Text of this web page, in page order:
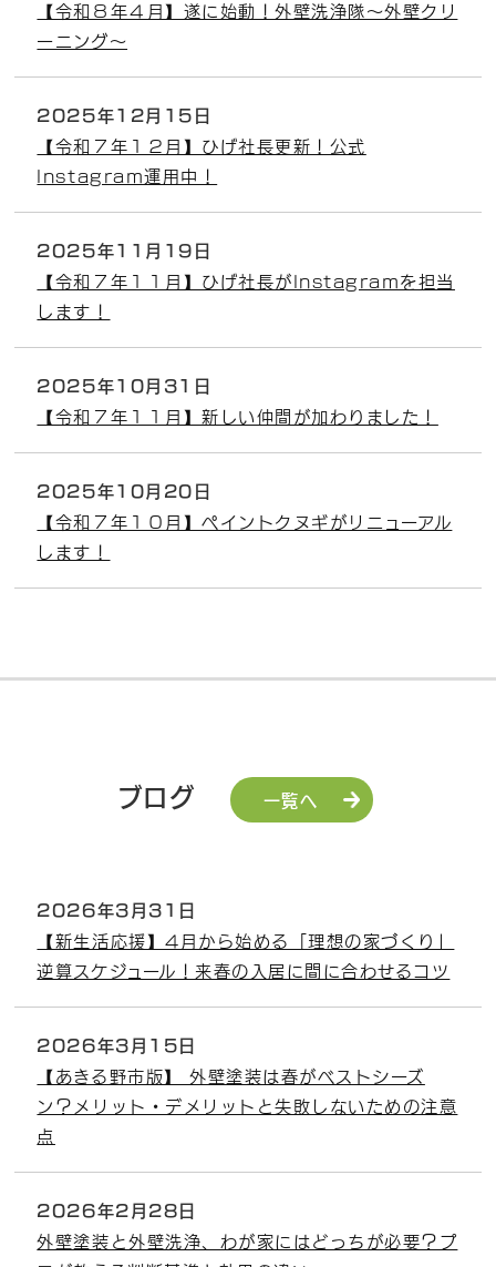
【令和８年４月】遂に始動！外壁洗浄隊～外壁クリ
ーニング～
2025年12月15日
【令和７年１２月】ひげ社長更新！公式
Instagram運用中！
2025年11月19日
【令和７年１１月】ひげ社長がInstagramを担当
します！
2025年10月31日
【令和７年１１月】新しい仲間が加わりました！
2025年10月20日
【令和７年１０月】ペイントクヌギがリニューアル
します！
ブログ 一覧へ
2026年3月31日
【新生活応援】4月から始める「理想の家づくり」
逆算スケジュール！来春の入居に間に合わせるコツ
2026年3月15日
【あきる野市版】 外壁塗装は春がベストシーズ
ン？メリット・デメリットと失敗しないための注意
点
2026年2月28日
外壁塗装と外壁洗浄、わが家にはどっちが必要？プ